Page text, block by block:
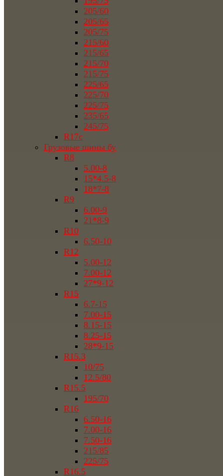
205/60
205/65
205/75
215/60
215/65
215/70
215/75
225/65
225/70
225/75
235/65
245/75
R17c
Грузовые шины бу
R8
5.00-8
15*4.5-8
18*7-8
R9
6.00-9
21*8-9
R10
6.50-10
R12
5.00-12
7.00-12
27*9-12
R15
6.7-15
7.00-15
8.15-15
8.25-15
28*9-15
R15.3
10/75
12.5/80
R15.5
195/70
R16
6.50-16
7.00-16
7.50-16
215/85
225/75
R16.5